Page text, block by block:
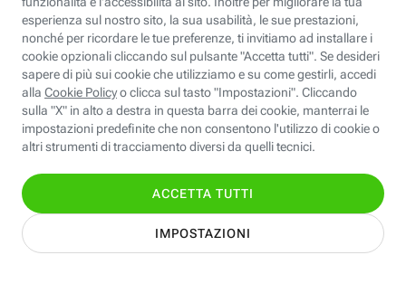
CM 1 giorno
ricontrollare
corrispondenti
(impostata da
CM14 14 giorni
Identifica se
ricontrollare
corrispondenti
(impostata da
pagine
EBFC<BannerID> 7 giorni
Identifica la
banner
Identifica la